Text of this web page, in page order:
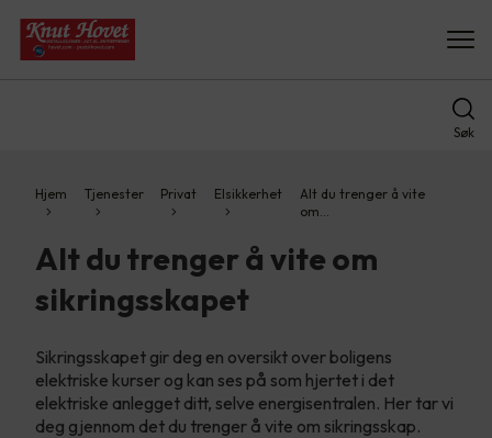
Søk
Hjem Tjenester Privat Elsikkerhet
Alt du trenger å vite
om…
Alt du trenger å vite om
sikringsskapet
Sikringsskapet gir deg en oversikt over boligens
elektriske kurser og kan ses på som hjertet i det
elektriske anlegget ditt, selve energisentralen. Her tar vi
deg gjennom det du trenger å vite om sikringsskap.